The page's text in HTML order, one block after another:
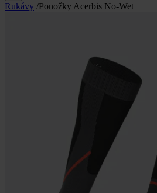
Rukávy /Ponožky Acerbis No-Wet